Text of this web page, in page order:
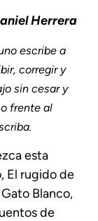
Herrera
escribe a
corregir y
sin cesar y
frente al
esta
El rugido de
Blanco,
de